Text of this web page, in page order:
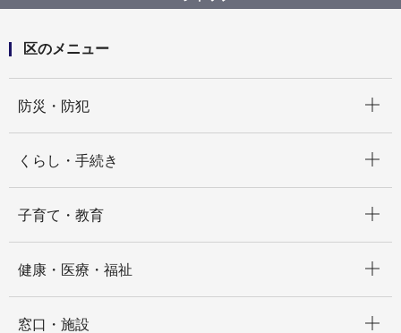
区のメニュー
防災・防犯
くらし・手続き
子育て・教育
健康・医療・福祉
窓口・施設